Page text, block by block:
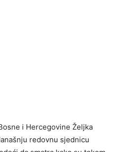
i Hercegovine Željka
redovnu sjednicu